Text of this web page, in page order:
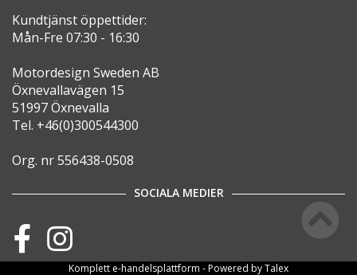
Kundtjänst öppettider:
Mån-Fre 07:30 - 16:30
Motordesign Sweden AB
Öxnevallavägen 15
51997 Öxnevalla
Tel. +46(0)300544300
Org. nr 556438-0508
SOCIALA MEDIER
Komplett e-handelsplattform - Powered byTalex